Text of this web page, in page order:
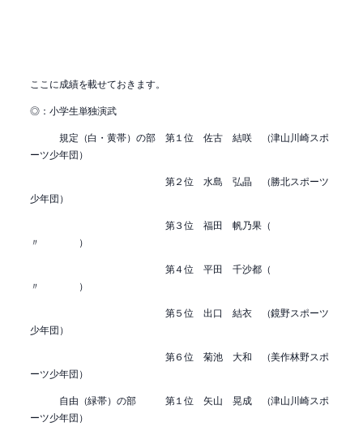
ここに成績を載せておきます。
◎：小学生単独演武
規定（白・黄帯）の部 第１位 佐古 結咲 （津山川崎スポ
ーツ少年団）
第２位 水島 弘晶 （勝北スポーツ
少年団）
第３位 福田 帆乃果（
〃 ）
第４位 平田 千沙都（
〃 ）
第５位 出口 結衣 （鏡野スポーツ
少年団）
第６位 菊池 大和 （美作林野スポ
ーツ少年団）
自由（緑帯）の部 第１位 矢山 晃成 （津山川崎スポ
ーツ少年団）